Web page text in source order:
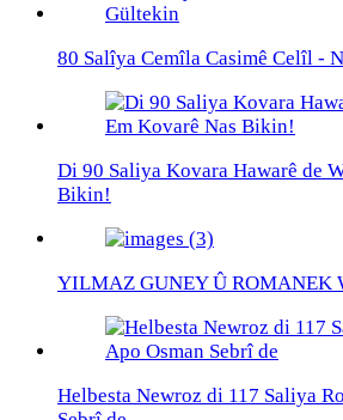
80 Salîya Cemîla Casimê Celîl -
Di 90 Saliya Kovara Hawarê de
Bikin!
YILMAZ GUNEY Û ROMANEK
Helbesta Newroz di 117 Saliya